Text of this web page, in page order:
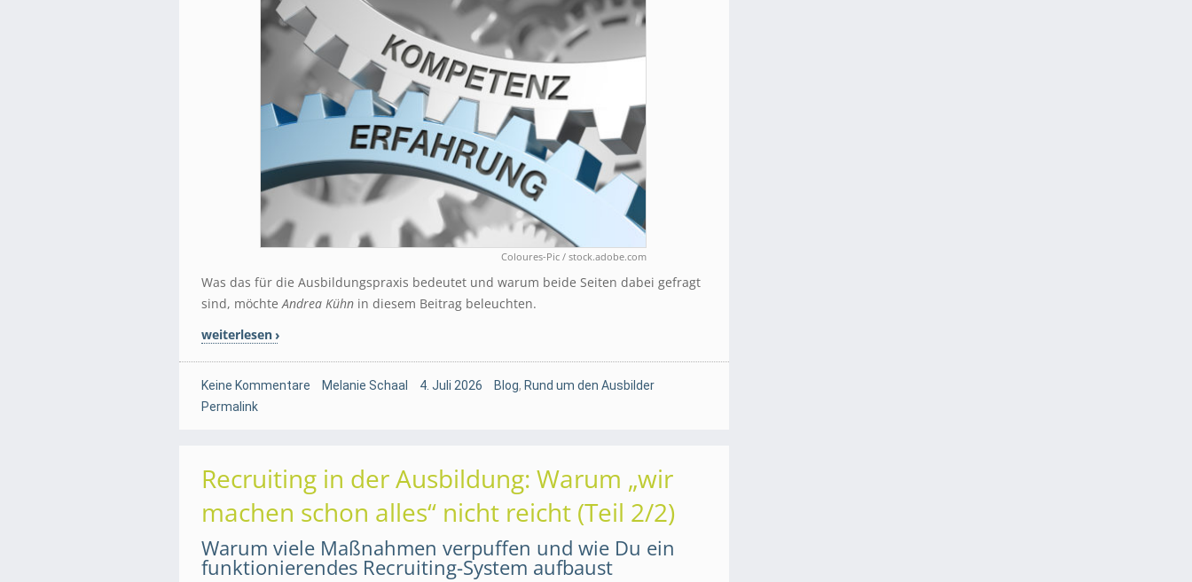
Coloures-Pic / stock.adobe.com
Was das für die Ausbildungspraxis bedeutet und warum beide Seiten dabei gefragt
sind, möchteAndrea Kühn in diesem Beitrag beleuchten.
weiterlesen
Keine Kommentare Melanie Schaal 4. Juli 2026 Blog, Rund um den Ausbilder
Permalink
Recruiting in der Ausbildung: Warum „wir
machen schon alles“ nicht reicht (Teil 2/2)
Warum viele Maßnahmen verpuffen und wie Du ein
funktionierendes Recruiting-System aufbaust